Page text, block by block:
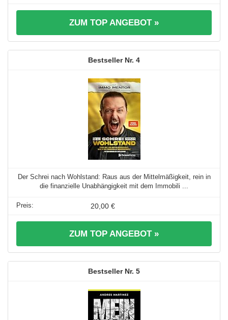
ZUM TOP ANGEBOT »
4
Der Schrei nach Wohlstand: Raus aus der Mittelmäßigkeit, rein in
die finanzielle Unabhängigkeit mit dem Immobili ...
20,00 €
ZUM TOP ANGEBOT »
5